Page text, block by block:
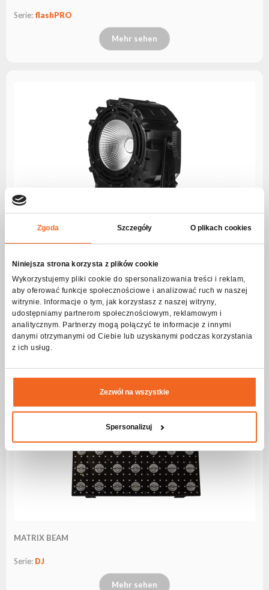
Zgoda Szczegóły O plikach cookies
Niniejsza strona korzysta z plików cookie
Wykorzystujemy pliki cookie do spersonalizowania treści i reklam,
aby oferować funkcje społecznościowe i analizować ruch w naszej
witrynie. Informacje o tym, jak korzystasz z naszej witryny,
udostępniamy partnerom społecznościowym, reklamowym i
analitycznym. Partnerzy mogą połączyć te informacje z innymi
danymi otrzymanymi od Ciebie lub uzyskanymi podczas korzystania
z ich usług.
Zezwól na wszystkie
Spersonalizuj
Serie: flashPRO
Mehr sehen
PAR64 LED P250 WW 22/5200K
Serie:flashPRO
Mehr sehen
MATRIX BEAM
Serie: DJ
Mehr sehen